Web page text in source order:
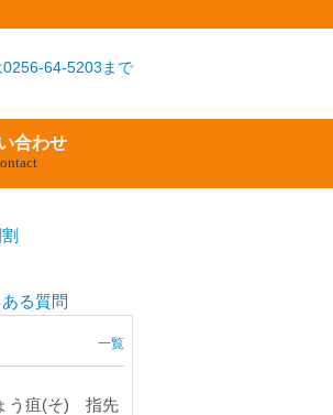
合わせ
一覧
う疽(そ) 指先